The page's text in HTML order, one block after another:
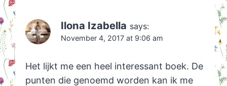
Ilona Izabella says:
November 4, 2017 at 9:06 am
Het lijkt me een heel interessant boek. De
punten die genoemd worden kan ik me